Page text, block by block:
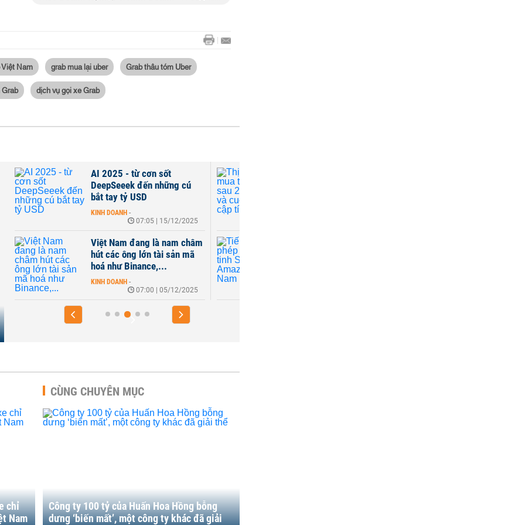
Việt Nam grab mua lại uber Grab thâu tóm Uber
dịch vụ gọi xe Grab
AI 2025 - từ cơn sốt
DeepSeeek đến những cú
bắt tay tỷ USD
KINH DOANH -
07:05 | 15/12/2025
Việt Nam đang là nam châm
hút các ông lớn tài sản mã
hoá như Binance,...
KINH DOANH -
07:00 | 05/12/2025
chỉ
Nam
CÙNG CHUYÊN MỤC
Công ty 100 tỷ của Huấn Hoa Hồng bỗng
dưng ‘biến mất’, một công ty khác đã giải